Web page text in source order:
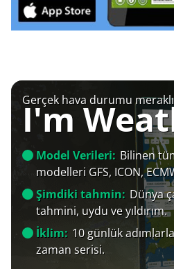
Gerçek hava durumu
I'm
Model Verileri: Bilinen
modelleri GFS, ICON,
Şimdiki tahmin: Dünya
tahmini, uydu ve yıldırım.
İklim: 10 günlük
zaman serisi.